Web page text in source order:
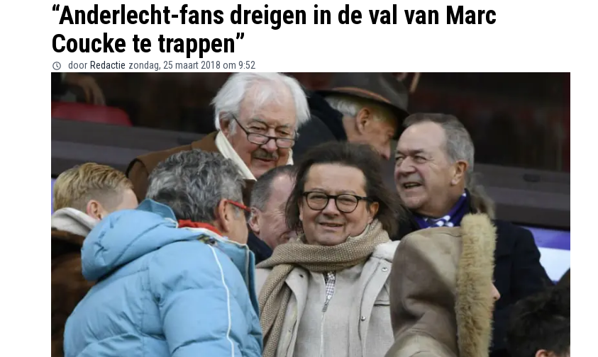
“Anderlecht-fans dreigen in de val van Marc
Coucke te trappen”
door Redactie zondag, 25 maart 2018 om 9:52